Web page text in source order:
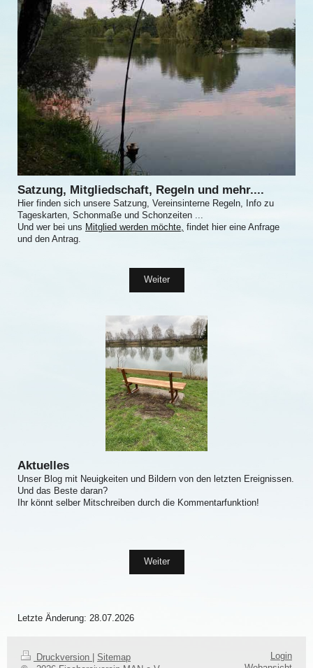
Satzung, Mitgliedschaft, Regeln und mehr....
Hier finden sich unsere Satzung, Vereinsinterne Regeln, Info zu
Tageskarten, Schonmaße und Schonzeiten ...
Und wer bei uns Mitglied werden möchte, findet hier eine Anfrage
und den Antrag.
Weiter
Aktuelles
Unser Blog mit Neuigkeiten und Bildern von den letzten Ereignissen.
Und das Beste daran?
Ihr könnt selber Mitschreiben durch die Kommentarfunktion!
Weiter
Letzte Änderung: 28.07.2026
Druckversion
Sitemap
Login